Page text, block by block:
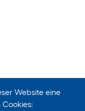
Website eine